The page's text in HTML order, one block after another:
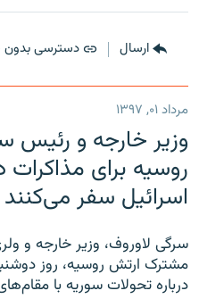
ارسال دسترسی بدون
مرداد ۰۱, ۱۳۹۷
وزیر خارجه و رئیس‌
روسیه برای مذاکرات
اسرائیل سفر می‌کنند
سرگی لاوروف، وزیر خارجه و
مشترک ارتش روسیه، روز
درباره تحولات سوریه با